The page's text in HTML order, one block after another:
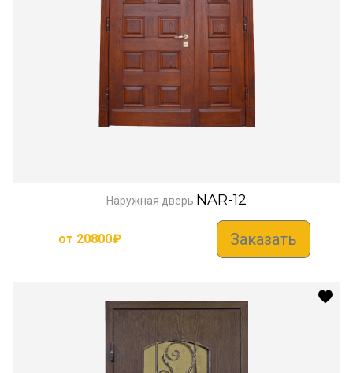
Наружная дверь NAR-12
от 20800₽ Заказать